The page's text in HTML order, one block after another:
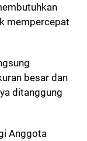
mempercepat
besar dan
ditanggung
Anggota